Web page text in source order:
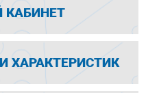
ХАРАКТЕРИСТИК